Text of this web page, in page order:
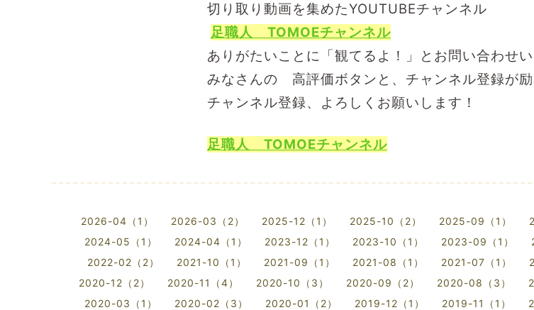
切り取り動画を集めたYOUTUBEチャンネル
足職人 TOMOEチャンネル
ありがたいことに「観てるよ！」とお問い合わせ
みなさんの 高評価ボタンと、チャンネル登録が励
チャンネル登録、よろしくお願いします！
足職人 TOMOEチャンネル
2026-04（1） 2026-03（2） 2025-12（1） 2025-10（2） 2025-09（1）
2024-05（1）
2024-04（1） 2023-12（1） 2023-10（1） 2023-09（1）
2022-02（2）
2021-10（1） 2021-09（1） 2021-08（1） 2021-07（1）
2020-12（2）
2020-11（4） 2020-10（3） 2020-09（2） 2020-08（3）
2020-03（1）
2020-02（3） 2020-01（2） 2019-12（1） 2019-11（1）